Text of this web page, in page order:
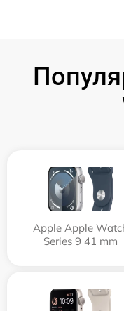
Apple Apple
Series 9 41 mm